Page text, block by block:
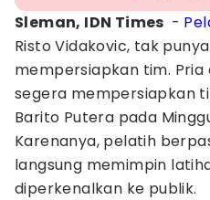
Sleman, IDN Times -
Risto Vidakovic, tak
mempersiapkan tim. Pria
segera mempersiapkan
Barito Putera pada
Karenanya, pelatih
langsung memimpin
diperkenalkan ke publik.